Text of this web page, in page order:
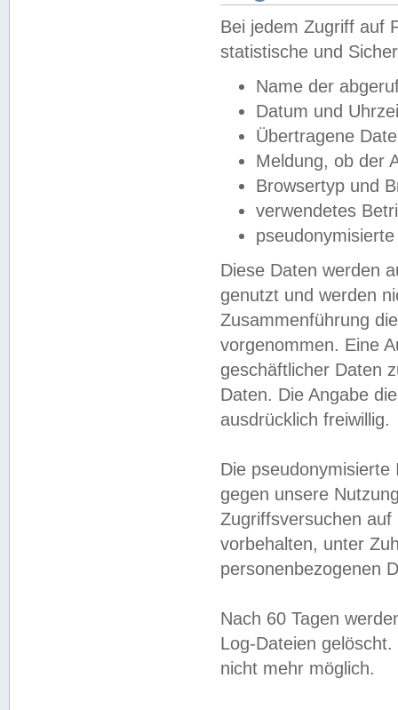
Bei jedem Zugriff auf
statistische und
Name der
Datum und
Übertragene
Meldung, ob der
Browsertyp und
verwendetes
Diese Daten werden
genutzt und werden
Zusammenführung
vorgenommen. Eine
geschäftlicher Daten
Daten. Die Angabe
ausdrücklich freiwillig.
Die
gegen unsere
Zugriffsversuchen
vorbehalten, unter
personenbezogenen
Nach 60 Tagen
Log-Dateien
nicht mehr möglich.